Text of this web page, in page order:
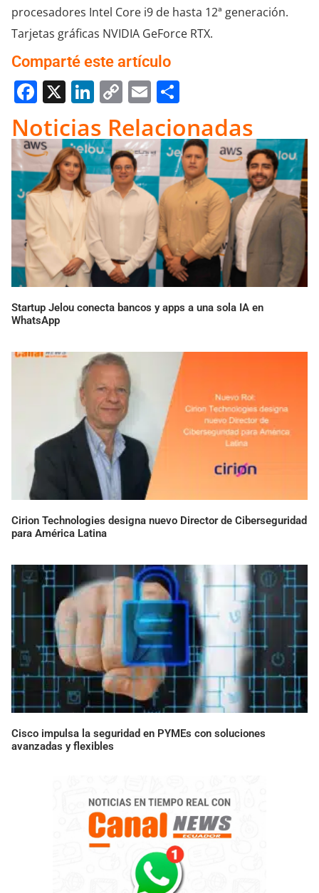
procesadores Intel Core i9 de hasta 12ª generación.
Tarjetas gráficas NVIDIA GeForce RTX.
Comparté este artículo
Facebook
X LinkedIn
Copy
Link
Email
Noticias Relacionadas
Startup Jelou conecta bancos y apps a una sola IA en
WhatsApp
Cirion Technologies designa nuevo Director de Ciberseguridad
para América Latina
Cisco impulsa la seguridad en PYMEs con soluciones
avanzadas y flexibles